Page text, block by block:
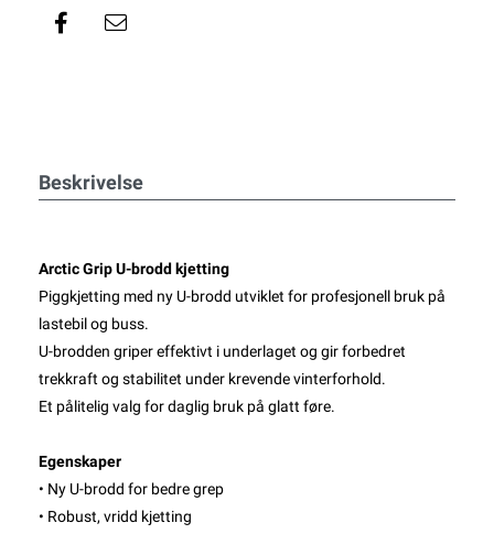
Beskrivelse
Arctic Grip U-brodd kjetting
Piggkjetting med ny U-brodd utviklet for profesjonell bruk på
lastebil og buss.
U-brodden griper effektivt i underlaget og gir forbedret
trekkraft og stabilitet under krevende vinterforhold.
Et pålitelig valg for daglig bruk på glatt føre.
Egenskaper
• Ny U-brodd for bedre grep
• Robust, vridd kjetting